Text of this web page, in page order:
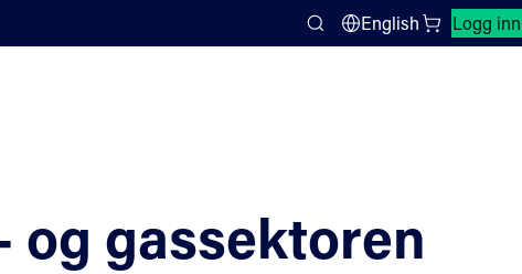
Search
English Logg inn
Lukk søkepanel
og gassektoren